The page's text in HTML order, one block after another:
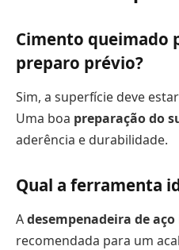
Cimento queimado
preparo prévio?
Sim, a superfície deve
Uma boa preparação do
aderência e durabilidade.
Qual a ferramenta
Adesempenadeira de
recomendada para um